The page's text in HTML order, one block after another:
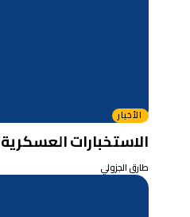
الأخبار
الاستخبارات
طارق الجزولي